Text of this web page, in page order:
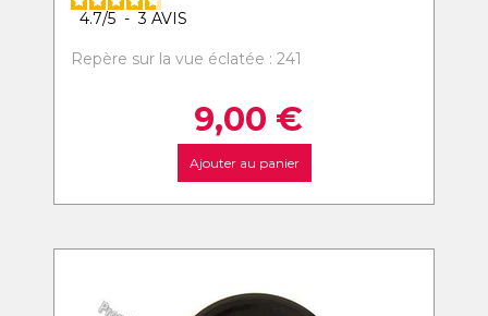
4.7/5 - 3 AVIS
Repère sur la vue éclatée : 241
9,00 €
Ajouter au panier